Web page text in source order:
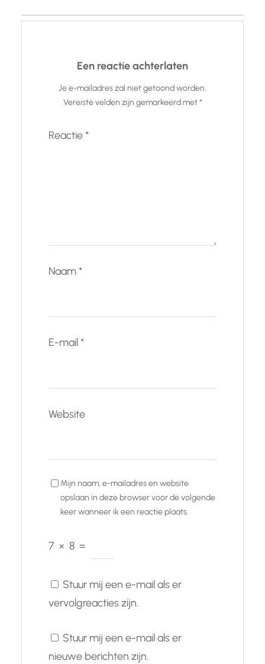
Een reactie achterlaten
Je e-mailadres zal niet getoond worden.
Vereiste velden zijn gemarkeerd met*
Reactie*
Naam*
E-mail*
Website
Mijn naam, e-mailadres en website
opslaan in deze browser voor de volgende
keer wanneer ik een reactie plaats.
7 × 8 =
Stuur mij een e-mail als er
vervolgreacties zijn.
Stuur mij een e-mail als er
nieuwe berichten zijn.